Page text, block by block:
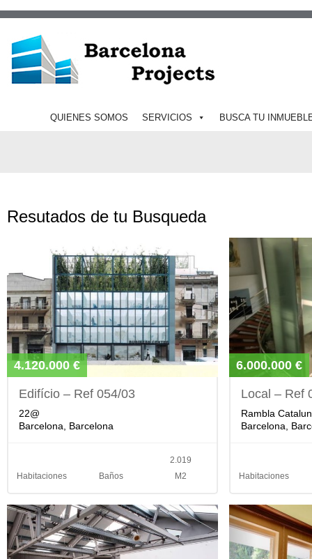
QUIENES SOMOS SERVICIOS BUSCA TU
Resutados de tu Busqueda
4.120.000 €
Edifício – Ref 054/03
22@
Barcelona, Barcelona
Habitaciones Baños
2.019
M2
6.000.000 €
Local – Ref
Rambla
Barcelona,
Habitaciones